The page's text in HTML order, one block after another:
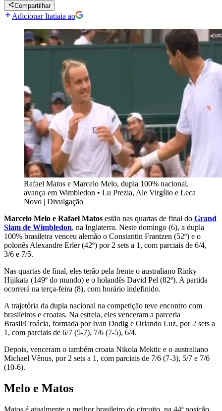
Compartilhar
Adicionar Itatiaia ao
Rafael Matos e Marcelo Melo, dupla 100% nacional,
avança em Wimbledon • Lu Prezia, Ale Virgílio e Leca
Novo | Divulgação
Marcelo Melo e Rafael Matos estão nas quartas de final do Grand
Slam de Wimbledon, na Inglaterra. Neste domingo (6), a dupla
100% brasileira venceu alemão o Constantin Frantzen (52º) e o
polonês Alexandre Erler (42º) por 2 sets a 1, com parciais de 6/4,
3/6 e 7/5.
Nas quartas de final, eles terão pela frente o australiano Rinky
Hijikata (149º do mundo) e o holandês David Pel (82º). A partida
ocorrerá na terça-feira (8), com horário indefinido.
A trajetória da dupla nacional na competição teve encontro com
brasileiros e croatas. Na estreia, eles venceram a parceria
Brasil/Croácia, formada por Ivan Dodig e Orlando Luz, por 2 sets a
1, com parciais de 6/7 (5-7), 7/6 (7-5), 6/4.
Depois, venceram o também croata Nikola Mektic e o australiano
Michael Vênus, por 2 sets a 1, com parciais de 7/6 (7-3), 5/7 e 7/6
(10-6).
Melo e Matos